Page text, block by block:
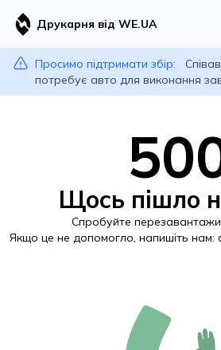
Друкарня від WE.UA
Просимо підтримати збір:
потребує авто для виконання
Щось пішло
Спробуйте
Якщо це не допомогло, напишіть нам: